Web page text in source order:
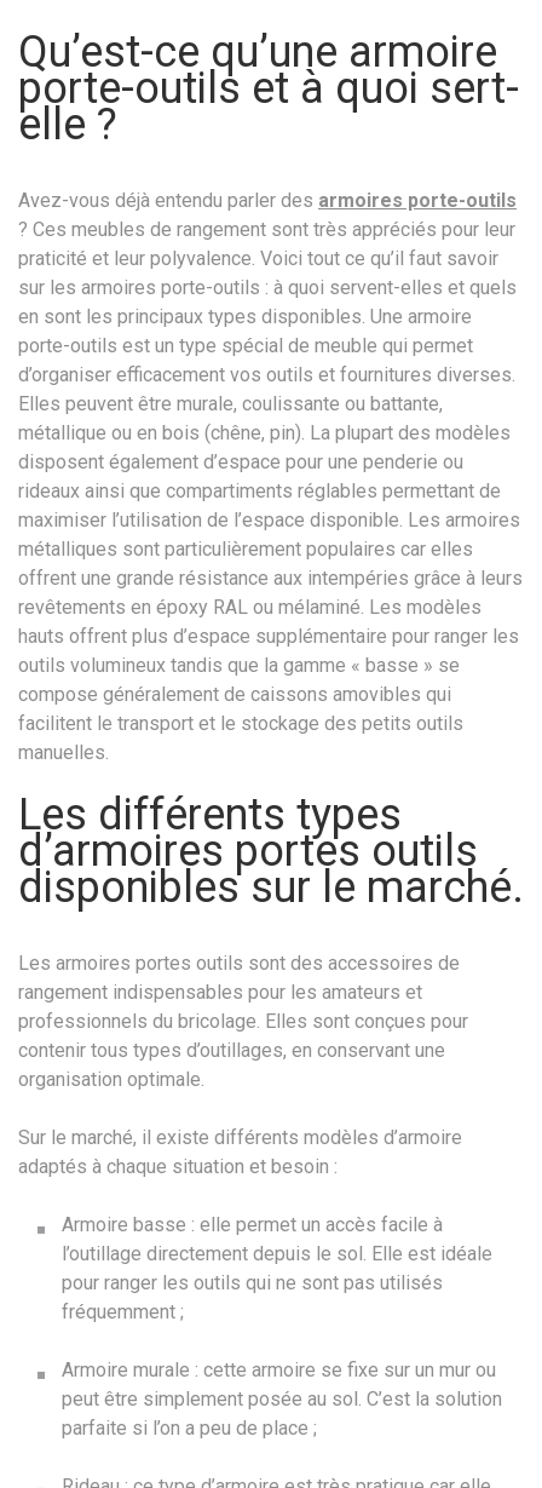
Qu’est-ce qu’une armoire
porte-outils et à quoi sert-
elle ?
Avez-vous déjà entendu parler des armoires porte-outils
? Ces meubles de rangement sont très appréciés pour leur
praticité et leur polyvalence. Voici tout ce qu’il faut savoir
sur les armoires porte-outils : à quoi servent-elles et quels
en sont les principaux types disponibles. Une armoire
porte-outils est un type spécial de meuble qui permet
d’organiser efficacement vos outils et fournitures diverses.
Elles peuvent être murale, coulissante ou battante,
métallique ou en bois (chêne, pin). La plupart des modèles
disposent également d’espace pour une penderie ou
rideaux ainsi que compartiments réglables permettant de
maximiser l’utilisation de l’espace disponible. Les armoires
métalliques sont particulièrement populaires car elles
offrent une grande résistance aux intempéries grâce à leurs
revêtements en époxy RAL ou mélaminé. Les modèles
hauts offrent plus d’espace supplémentaire pour ranger les
outils volumineux tandis que la gamme « basse » se
compose généralement de caissons amovibles qui
facilitent le transport et le stockage des petits outils
manuelles.
Les différents types
d’armoires portes outils
disponibles sur le marché.
Les armoires portes outils sont des accessoires de
rangement indispensables pour les amateurs et
professionnels du bricolage. Elles sont conçues pour
contenir tous types d’outillages, en conservant une
organisation optimale.
Sur le marché, il existe différents modèles d’armoire
adaptés à chaque situation et besoin :
Armoire basse : elle permet un accès facile à
l’outillage directement depuis le sol. Elle est idéale
pour ranger les outils qui ne sont pas utilisés
fréquemment ;
Armoire murale : cette armoire se fixe sur un mur ou
peut être simplement posée au sol. C’est la solution
parfaite si l’on a peu de place ;